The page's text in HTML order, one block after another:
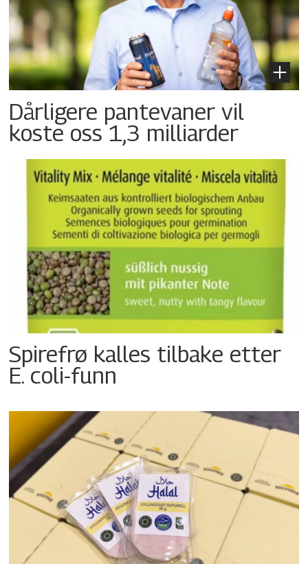
Dårligere pantevaner vil
koste oss 1,3 milliarder
Spirefrø kalles tilbake etter
E. coli-funn